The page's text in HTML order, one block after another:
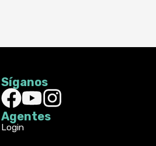
Síganos
Agentes
Login